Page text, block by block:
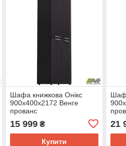
Шафа книжкова Онiкс
900х400х2172 Венге
прованс
15 999₴
Купити
21